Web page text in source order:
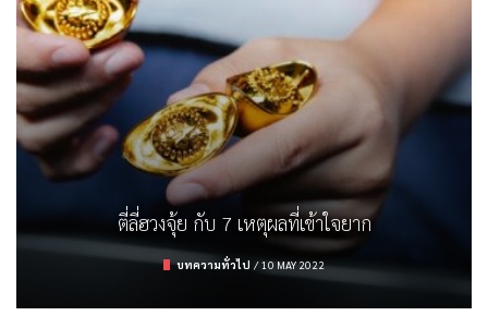
ตี่ลี่ฮวงจุ้ย กับ 7 เหตุผลที่เข้าใจยาก
บทความทั่วไป / 10 MAY 2022
ตรวจสลาก ธอส. งวด 16/3/65
การลงทุน 16 MARCH 2022
รถยนต์ไฟฟ้า คิดให้ดีก่อนมีครอบครอง
ยานยนต์ / 9 APRIL 2022
รู้จักกับจุดความร้อน (Hot Spot) และสาเหตุ
บทความทั่วไป / 19 FEBRUARY 2023